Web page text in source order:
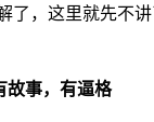
了，这里就先不
故事，有逼格